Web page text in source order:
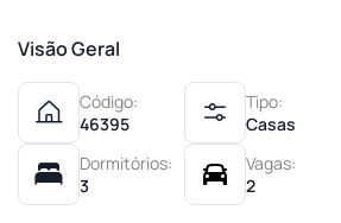
Visão Geral
Código:
46395
Tipo:
Casas
Dormitórios:
3
Vagas:
2